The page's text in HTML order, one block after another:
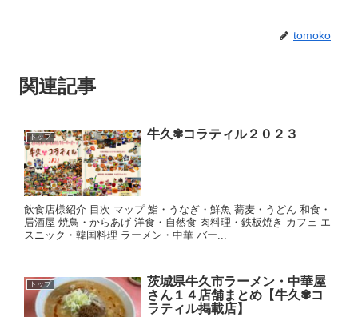
tomoko
関連記事
トップ 牛久✾コラティル２０２３
飲食店様紹介 目次 マップ 鮨・うなぎ・鮮魚 蕎麦・うどん 和食・
居酒屋 焼鳥・からあげ 洋食・自然食 肉料理・鉄板焼き カフェ エ
スニック・韓国料理 ラーメン・中華 バー...
トップ
茨城県牛久市ラーメン・中華屋
さん１４店舗まとめ【牛久✾コ
ラティル掲載店】